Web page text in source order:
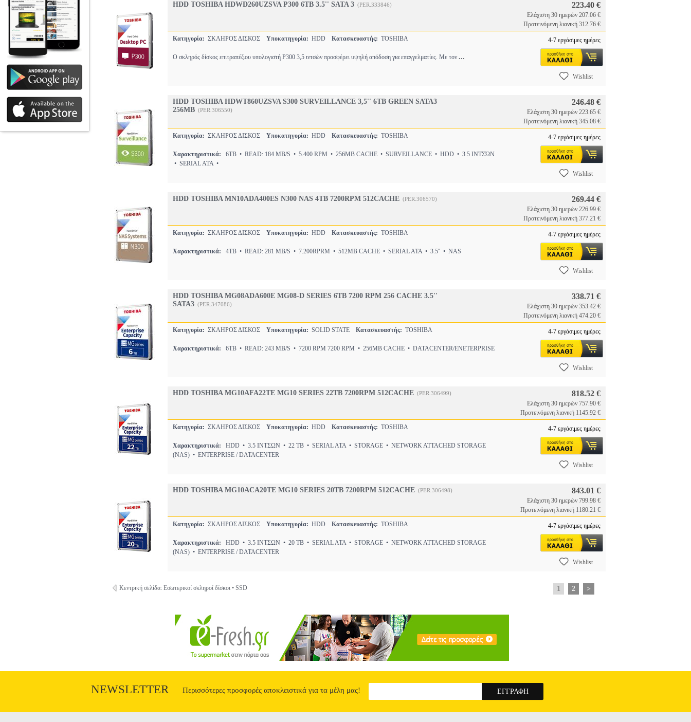
HDD TOSHIBA HDWD260UZSVA P300 6TB 3.5'' SATA 3 (PER.333846) 223.40 €
Ελάχιστη 30 ημερών 207.06 €
Προτεινόμενη λιανική 312.76 €
Κατηγορία: ΣΚΛΗΡΟΣ ΔΙΣΚΟΣ Υποκατηγορία: HDD Κατασκευαστής: TOSHIBA
Ο σκληρός δίσκος επιτραπέζιου υπολογιστή P300 3,5 ιντσών προσφέρει υψηλή απόδοση για επαγγελματίες. Με τον ...
4-7 εργάσιμες ημέρες
Wishlist
HDD TOSHIBA HDWT860UZSVA S300 SURVEILLANCE 3,5'' 6TB GREEN SATA3
256MB (PER.306550)
246.48 €
Ελάχιστη 30 ημερών 223.65 €
Προτεινόμενη λιανική 345.08 €
Κατηγορία: ΣΚΛΗΡΟΣ ΔΙΣΚΟΣ Υποκατηγορία: HDD Κατασκευαστής: TOSHIBA
Χαρακτηριστικά: 6TB • READ: 184 MB/S • 5.400 RPM • 256MB CACHE • SURVEILLANCE • HDD • 3.5 ΙΝΤΣΏΝ
• SERIAL ATA •
4-7 εργάσιμες ημέρες
Wishlist
HDD TOSHIBA MN10ADA400ES N300 NAS 4TB 7200RPM 512CACHE (PER.306570) 269.44 €
Ελάχιστη 30 ημερών 226.99 €
Προτεινόμενη λιανική 377.21 €
Κατηγορία: ΣΚΛΗΡΟΣ ΔΙΣΚΟΣ Υποκατηγορία: HDD Κατασκευαστής: TOSHIBA
Χαρακτηριστικά: 4TB • READ: 281 MB/S • 7.200RPRM • 512MB CACHE • SERIAL ATA • 3.5'' • NAS
4-7 εργάσιμες ημέρες
Wishlist
HDD TOSHIBA MG08ADA600E MG08-D SERIES 6TB 7200 RPM 256 CACHE 3.5''
SATA3 (PER.347086)
338.71 €
Ελάχιστη 30 ημερών 353.42 €
Προτεινόμενη λιανική 474.20 €
Κατηγορία: ΣΚΛΗΡΟΣ ΔΙΣΚΟΣ Υποκατηγορία: SOLID STATE Κατασκευαστής: TOSHIBA
Χαρακτηριστικά: 6TB • READ: 243 MB/S • 7200 RPM 7200 RPM • 256MB CACHE • DATACENTER/ENETERPRISE
4-7 εργάσιμες ημέρες
Wishlist
HDD TOSHIBA MG10AFA22TE MG10 SERIES 22TB 7200RPM 512CACHE (PER.306499) 818.52 €
Ελάχιστη 30 ημερών 757.90 €
Προτεινόμενη λιανική 1145.92 €
Κατηγορία: ΣΚΛΗΡΟΣ ΔΙΣΚΟΣ Υποκατηγορία: HDD Κατασκευαστής: TOSHIBA
Χαρακτηριστικά: HDD • 3.5 ΙΝΤΣΩΝ • 22 TB • SERIAL ATA • STORAGE • NETWORK ATTACHED STORAGE
(NAS) • ENTERPRISE / DATACENTER
4-7 εργάσιμες ημέρες
Wishlist
HDD TOSHIBA MG10ACA20TE MG10 SERIES 20TB 7200RPM 512CACHE (PER.306498) 843.01 €
Ελάχιστη 30 ημερών 799.98 €
Προτεινόμενη λιανική 1180.21 €
Κατηγορία: ΣΚΛΗΡΟΣ ΔΙΣΚΟΣ Υποκατηγορία: HDD Κατασκευαστής: TOSHIBA
Χαρακτηριστικά: HDD • 3.5 ΙΝΤΣΩΝ • 20 TB • SERIAL ATA • STORAGE • NETWORK ATTACHED STORAGE
(NAS) • ENTERPRISE / DATACENTER
4-7 εργάσιμες ημέρες
Wishlist
Κεντρική σελίδα: Εσωτερικοί σκληροί δίσκοι • SSD 1 2 >
NEWSLETTER Περισσότερες προσφορές αποκλειστικά για τα μέλη μας!